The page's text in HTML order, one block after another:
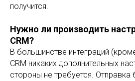
получится.
Нужно ли производить
CRM?
В большинстве интеграций
CRM никаких дополнительных
стороны не требуется. Отправка